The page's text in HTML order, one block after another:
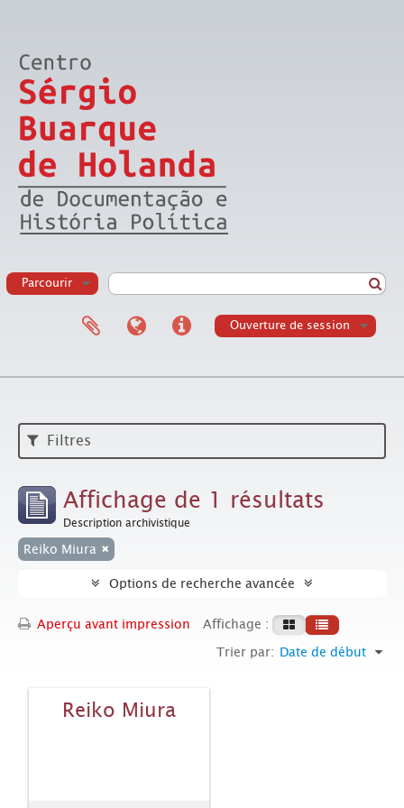
Parcourir
Ouverture de session
Filtres
Affichage de 1 résultats
Description archivistique
Reiko Miura
Options de recherche avancée
Aperçu avant impression
Affichage :
Trier par: Date de début
Reiko Miura